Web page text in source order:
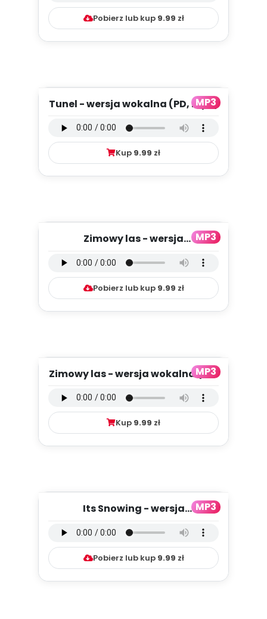
Pobierz lub kup 9.99 zł
MP3
Tunel - wersja wokalna (PD, mp3)
Kup 9.99 zł
MP3
Zimowy las - wersja
Pobierz lub kup 9.99 zł
MP3
Zimowy las - wersja wokalna (PD,
Kup 9.99 zł
MP3
Its Snowing - wersja
Pobierz lub kup 9.99 zł